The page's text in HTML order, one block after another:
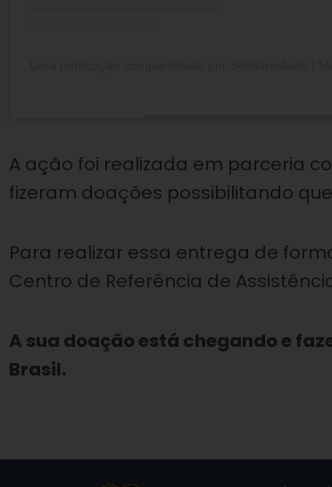
A ação foi realizada em parceria
fizeram doações possibilitando
Para realizar essa entrega de
Centro de Referência de
A sua doação está chegando e
Brasil.